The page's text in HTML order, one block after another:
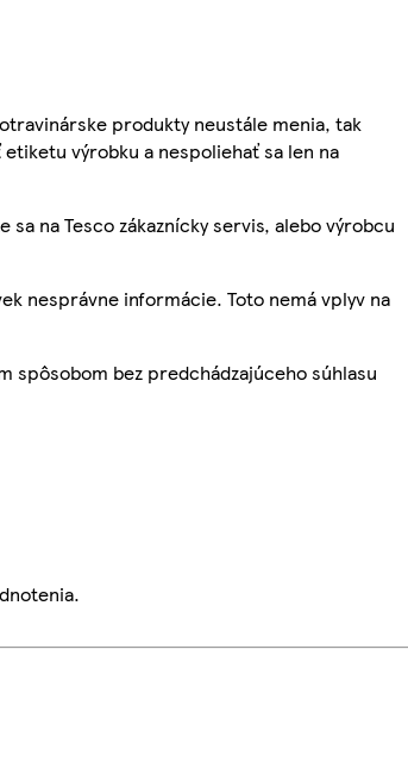
produkty neustále menia, tak
výrobku a nespoliehať sa len na
na Tesco zákaznícky servis, alebo výrobcu
nesprávne informácie. Toto nemá vplyv na
spôsobom bez predchádzajúceho súhlasu